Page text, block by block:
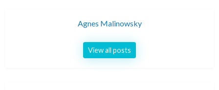
Agnes Malinowsky
View all posts